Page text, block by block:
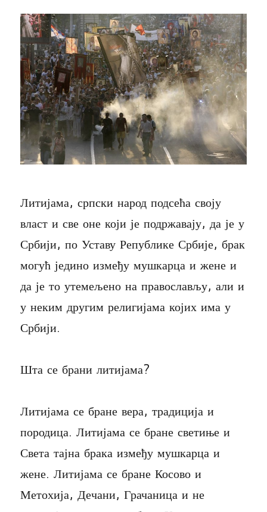
Литијама, српски народ подсећа своју
власт и све оне који је подржавају, да је у
Србији, по Уставу Републике Србије, брак
могућ једино између мушкарца и жене и
да је то утемељено на православљу, али и
у неким другим религијама којих има у
Србији.
Шта се брани литијама?
Литијама се бране вера, традиција и
породица. Литијама се бране светиње и
Света тајна брака између мушкарца и
жене. Литијама се бране Косово и
Метохија, Дечани, Грачаница и не